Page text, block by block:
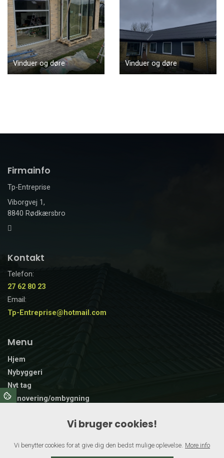
Vinduer og døre Vinduer og døre
Firmainfo
Tp-Entreprise
Viborgvej 1,
8840 Rødkærsbro
Kontakt
Telefon:
27 62 80 23
Email:
Tp-Entreprise@hotmail.com
Menu
Hjem
Nybyggeri
Nyt tag
Renovering/ombygning
Vi bruger cookies!
Vi benytter cookies for at give dig den bedst mulige oplevelse. More info